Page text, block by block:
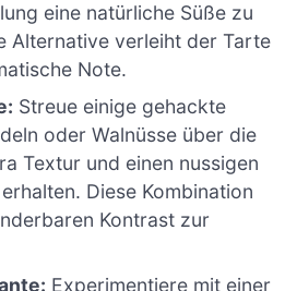
eine natürliche Süße zu
Alternative verleiht der Tarte
Note.
Streue einige gehackte
oder Walnüsse über die
Textur und einen nussigen
Diese Kombination
Kontrast zur
Experimentiere mit einer